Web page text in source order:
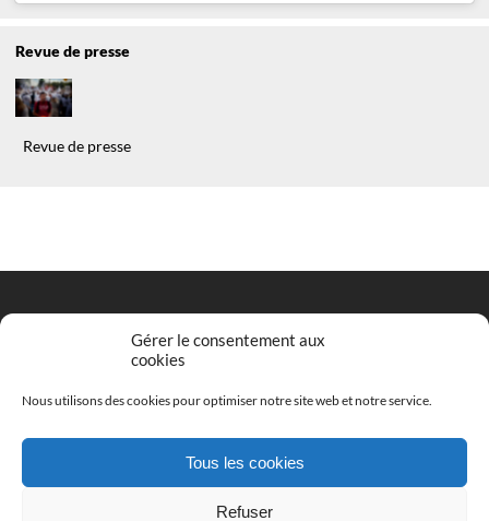
Gérer le consentement aux
cookies
Nous utilisons des cookies pour optimiser notre site web et notre service.
Tous les cookies
Refuser
Revue de presse
Revue de presse
S'INSCRIRE